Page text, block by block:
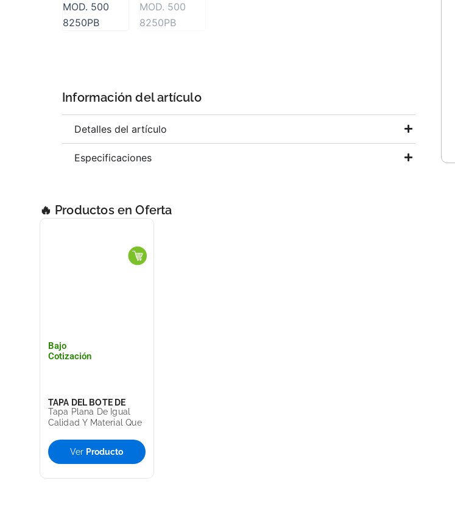
Información del artículo
Detalles del artículo
Especificaciones
🔥 Productos en Oferta
Bajo
Cotización
TAPA DEL BOTE DE
BASURA CESTO TOFF
Tapa Plana De Igual
Calidad Y Material Que
T9285
Ver Producto